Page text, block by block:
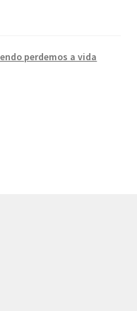
perdemos a vida